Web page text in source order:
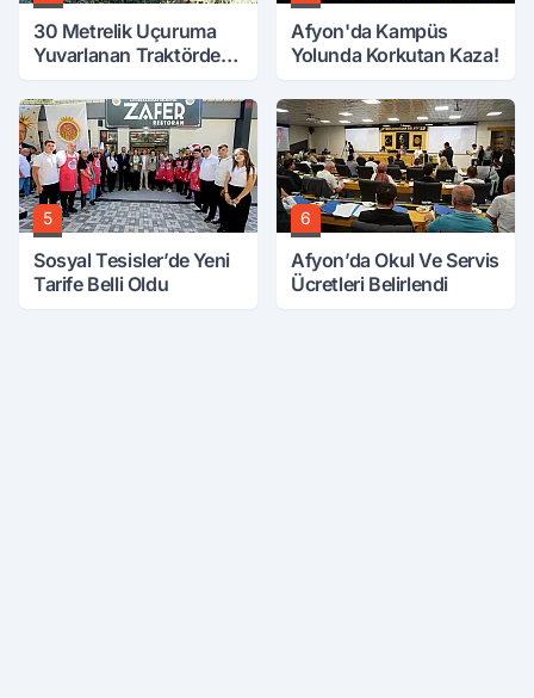
30 Metrelik Uçuruma
Yuvarlanan Traktörden
Afyon'da Kampüs
Yolunda Korkutan Kaza!
5
Sosyal Tesisler’de Yeni
Tarife Belli Oldu
6
Afyon’da Okul Ve Servis
Ücretleri Belirlendi